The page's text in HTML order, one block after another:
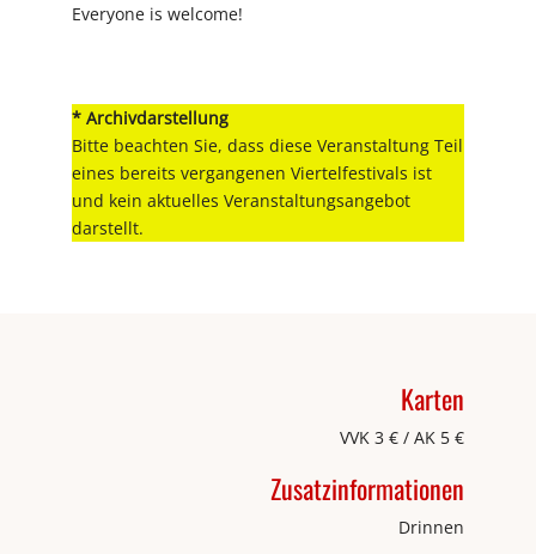
Everyone is welcome!
* Archivdarstellung
Bitte beachten Sie, dass diese Veranstaltung Teil
eines bereits vergangenen Viertelfestivals ist
und kein aktuelles Veranstaltungsangebot
darstellt.
Karten
VVK 3 € / AK 5 €
Zusatzinformationen
Drinnen